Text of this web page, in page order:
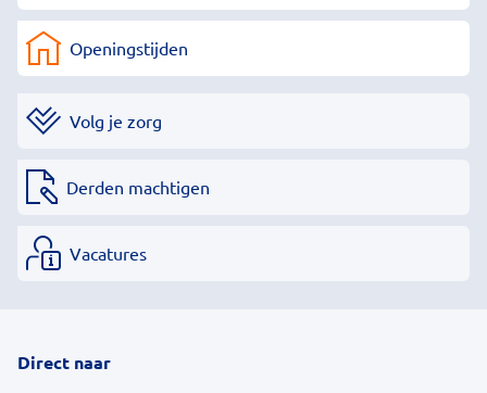
Openingstijden
Volg je zorg
Derden machtigen
Vacatures
Direct naar